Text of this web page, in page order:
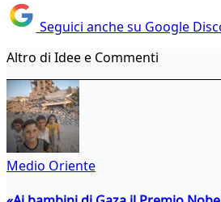
Seguici anche su Google
Altro di Idee e Commenti
Medio Oriente